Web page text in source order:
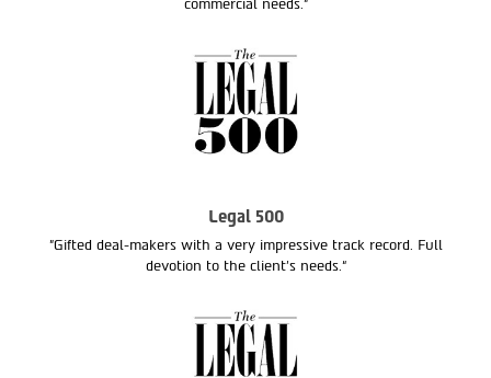
commercial needs."
Legal 500
"Gifted deal-makers with a very impressive track record. Full
devotion to the client’s needs.“